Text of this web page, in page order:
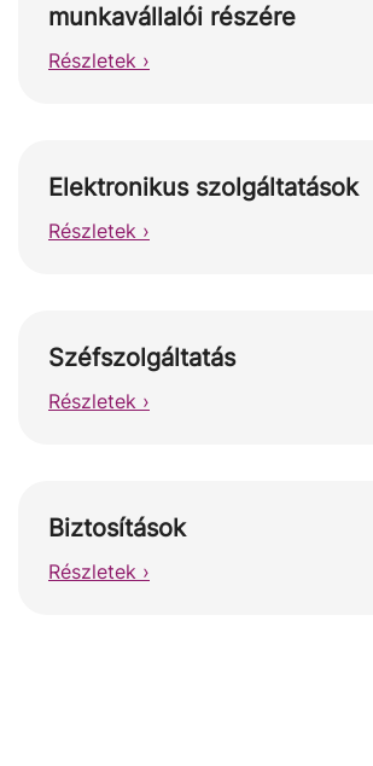
munkavállalói részére
Részletek ›
Elektronikus szolgáltatások
Részletek ›
Széfszolgáltatás
Részletek ›
Biztosítások
Részletek ›